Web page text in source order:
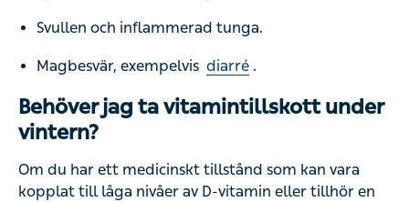
Svullen och inflammerad tunga.
Magbesvär, exempelvis diarré .
Behöver jag ta vitamintillskott under
vintern?
Om du har ett medicinskt tillstånd som kan vara
kopplat till låga nivåer av D-vitamin eller tillhör en